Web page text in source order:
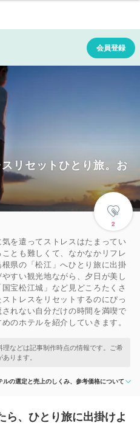
リセットひとり旅。お
2
を遣ってストレスはたまってい
とも難しくて、なかなかリフレ
県の「松江」へひとり旅に出掛
すい観光地ながら、夕日が美し
宝松江城」など見どころたくさ
トレスをリセットするのにぴっ
れない自分だけの時間を満喫で
のホテルを紹介していきます。
ルの選定と売上のしくみ、参考価格について
ら、ひとり旅に出掛けよ